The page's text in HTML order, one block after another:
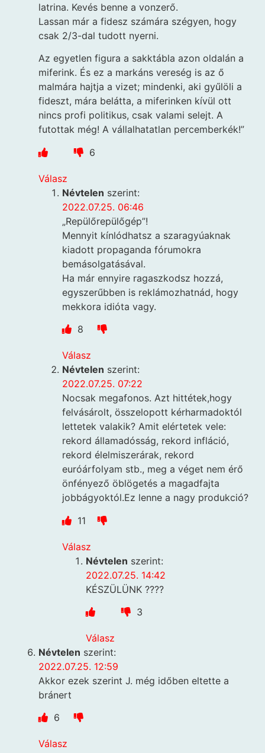
latrina. Kevés benne a vonzerő.
Lassan már a fidesz számára szégyen, hogy
csak 2/3-dal tudott nyerni.
Az egyetlen figura a sakktábla azon oldalán a
miferink. És ez a markáns vereség is az ő
malmára hajtja a vizet; mindenki, aki gyűlöli a
fideszt, mára belátta, a miferinken kívül ott
nincs profi politikus, csak valami selejt. A
futottak még! A vállalhatatlan percemberkék!”
6
Válasz
Névtelen szerint:
2022.07.25. 06:46
„Repülőrepülőgép”!
Mennyit kínlódhatsz a szaragyúaknak
kiadott propaganda fórumokra
bemásolgatásával.
Ha már ennyire ragaszkodsz hozzá,
egyszerűbben is reklámozhatnád, hogy
mekkora idióta vagy.
8
Válasz
Névtelen szerint:
2022.07.25. 07:22
Nocsak megafonos. Azt hittétek,hogy
felvásárolt, összelopott kérharmadoktól
lettetek valakik? Amit elértetek vele:
rekord államadósság, rekord infláció,
rekord élelmiszerárak, rekord
euróárfolyam stb., meg a véget nem érő
önfényező öblögetés a magadfajta
jobbágyoktól.Ez lenne a nagy produkció?
11
Válasz
Névtelen szerint:
2022.07.25. 14:42
KÉSZÜLÜNK ????
3
Válasz
Névtelen szerint:
2022.07.25. 12:59
Akkor ezek szerint J. még időben eltette a
bránert
6
Válasz